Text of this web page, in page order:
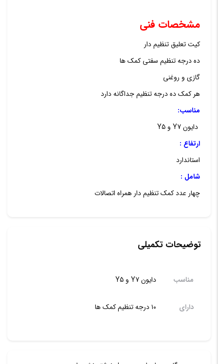
مشخصات فنی
کیت تعلیق تنظیم دار
ده درجه تنظیم سفتی کمک ها
گازی و روغنی
هر کمک ده درجه تنظیم جداگانه دارد
مناسب:
دایون Y7 و Y5
ارتفاع :
استاندارد
شامل :
چهار عدد کمک تنظیم دار همراه اتصالات
توضیحات تکمیلی
مناسب دایون Y7 و Y5
دارای ۱۰ درجه تنظیم کمک ها